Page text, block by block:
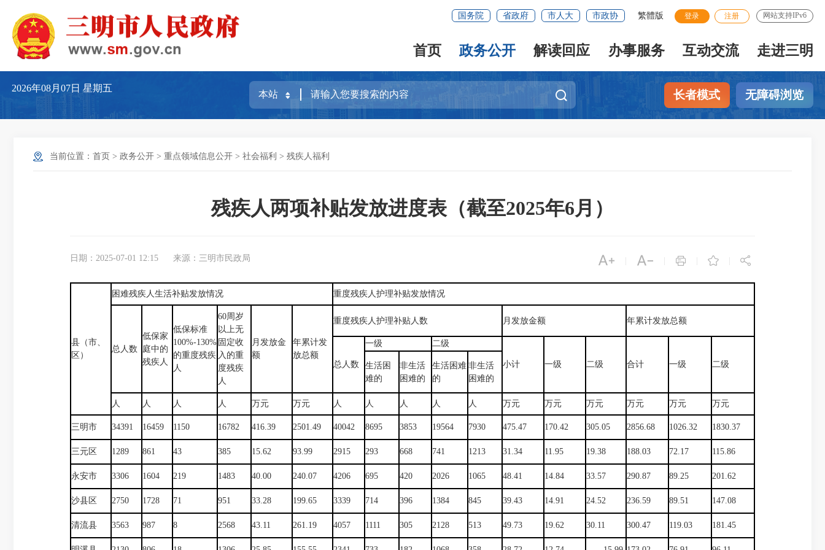
国务院 省政府 市人大 市政协 繁體版 登录 注册 网站支持IPv6
首页 政务公开 解读回应 办事服务 互动交流 走进三明
2026年08月07日星期五
长者模式 无障碍浏览
当前位置： 首页 > 政务公开 > 重点领域信息公开 > 社会福利 > 残疾人福利
残疾人两项补贴发放进度表（截至2025年6月）
日期：2025-07-01 12:15 来源：三明市民政局     
县（市、
区）
困难残疾人生活补贴发放情况 重度残疾人护理补贴发放情况
总人数
低保家
庭中的
残疾人
低保标准
100%-130%
的重度残疾
人
60周岁
以上无
固定收
入的重
度残疾
人
月发放金
额
年累计发
放总额
重度残疾人护理补贴人数 月发放金额 年累计发放总额
总人数
一级 二级
小计 一级 二级 合计 一级 二级
生活困
难的
非生活
困难的
生活困难
的
非生活
困难的
人 人 人 人 万元 万元 人 人 人 人 人 万元 万元 万元 万元 万元 万元
三明市 34391 16459 1150 16782 416.39 2501.49 40042 8695 3853 19564 7930 475.47 170.42 305.05 2856.68 1026.32 1830.37
三元区 1289 861 43 385 15.62 93.99 2915 293 668 741 1213 31.34 11.95 19.38 188.03 72.17 115.86
永安市 3306 1604 219 1483 40.00 240.07 4206 695 420 2026 1065 48.41 14.84 33.57 290.87 89.25 201.62
沙县区 2750 1728 71 951 33.28 199.65 3339 714 396 1384 845 39.43 14.91 24.52 236.59 89.51 147.08
清流县 3563 987 8 2568 43.11 261.19 4057 1111 305 2128 513 49.73 19.62 30.11 300.47 119.03 181.45